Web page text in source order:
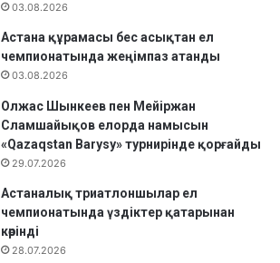
03.08.2026
Астана құрамасы бес асықтан ел
чемпионатында жеңімпаз атанды
03.08.2026
Олжас Шынкеев пен Мейіржан
Сламшайықов елорда намысын
«Qazaqstan Barysy» турнирінде қорғайды
29.07.2026
Астаналық триатлоншылар ел
чемпионатында үздіктер қатарынан
көрінді
28.07.2026